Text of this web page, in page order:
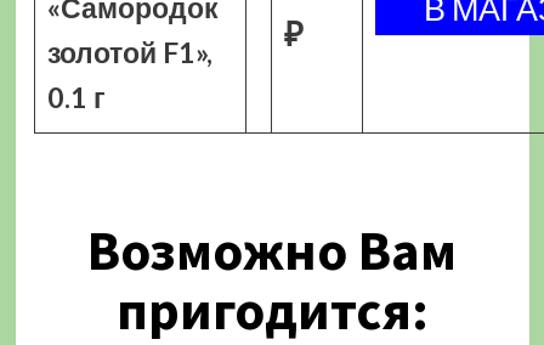
«Самородок
золотой F1»,
0.1 г
₽
Возможно Вам
пригодится: